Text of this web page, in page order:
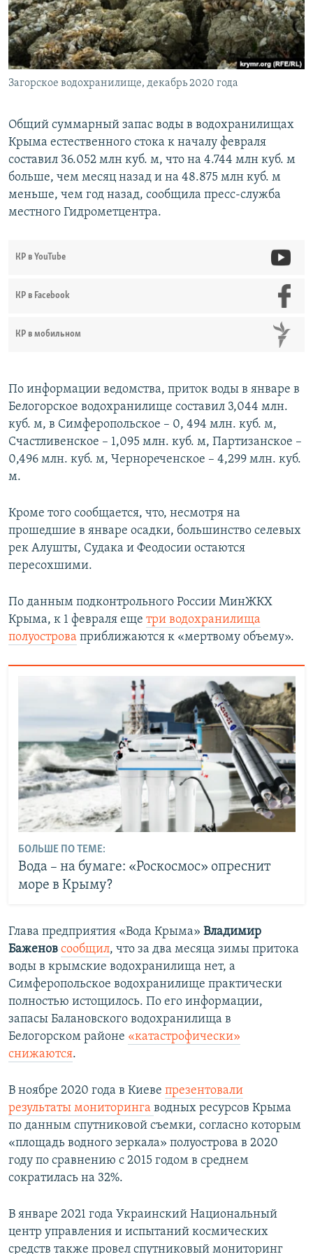
ПОБЕДИТЕЛЕЙ НЕ СУДЯТ?
КРЫМ.НЕПОКОРЕННЫЙ
ELIFBE
УКРАИНСКАЯ ПРОБЛЕМА КРЫМА
ПРИСОЕДИНЯЙТЕСЬ!
Загорское водохранилище, декабрь 2020 года
Общий суммарный запас воды в водохранилищах
Крыма естественного стока к началу февраля
составил 36.052 млн куб. м, что на 4.744 млн куб. м
больше, чем месяц назад и на 48.875 млн куб. м
меньше, чем год назад, сообщила пресс-служба
местного Гидрометцентра.
КР в YouTube
КР в Facebook
КР в мобильном
По информации ведомства, приток воды в январе в
Белогорское водохранилище составил 3,044 млн.
куб. м, в Симферопольское – 0, 494 млн. куб. м,
Счастливенское – 1,095 млн. куб. м, Партизанское –
0,496 млн. куб. м, Чернореченское – 4,299 млн. куб.
м.
Кроме того сообщается, что, несмотря на
прошедшие в январе осадки, большинство селевых
рек Алушты, Судака и Феодосии остаются
пересохшими.
По данным подконтрольного России МинЖКХ
Крыма, к 1 февраля еще три водохранилища
полуострова приближаются к «мертвому объему».
БОЛЬШЕ ПО ТЕМЕ:
Вода – на бумаге: «Роскосмос» опреснит
море в Крыму?
Глава предприятия «Вода Крыма» Владимир
Баженов сообщил, что за два месяца зимы притока
воды в крымские водохранилища нет, а
Симферопольское водохранилище практически
полностью истощилось. По его информации,
запасы Балановского водохранилища в
Белогорском районе «катастрофически»
снижаются.
В ноябре 2020 года в Киеве презентовали
результаты мониторинга водных ресурсов Крыма
по данным спутниковой съемки, согласно которым
«площадь водного зеркала» полуострова в 2020
году по сравнению с 2015 годом в среднем
сократилась на 32%.
В январе 2021 года Украинский Национальный
центр управления и испытаний космических
средств также провел спутниковый мониторинг